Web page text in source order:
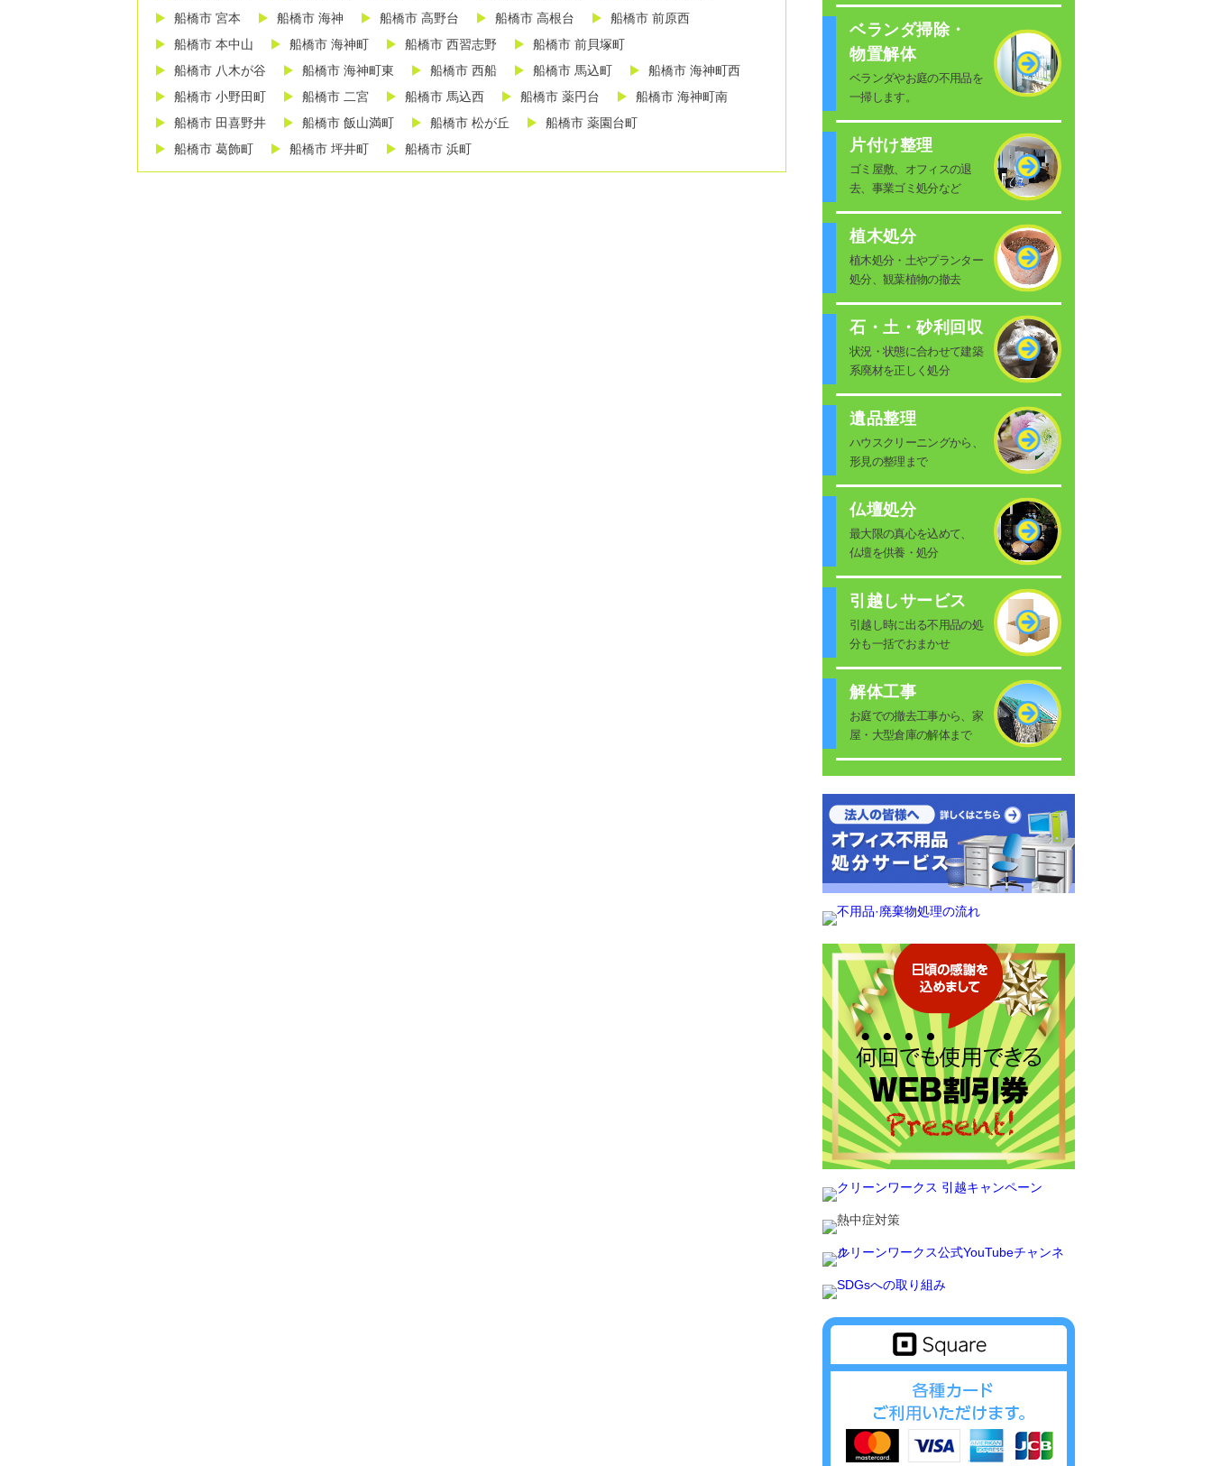
船橋市 宮本
船橋市 海神 船橋市 高野台 船橋市 高根台
船橋市 前原西
船橋市 本中山
船橋市 海神町 船橋市 西習志野
船橋市 前貝塚町
船橋市 八木が谷
船橋市 海神町東 船橋市 西船 船橋市 馬込町
船橋市 海神町西
船橋市 小野田町
船橋市 二宮 船橋市 馬込西 船橋市 薬円台
船橋市 海神町南
船橋市 田喜野井
船橋市 飯山満町 船橋市 松が丘
船橋市 薬園台町
船橋市 葛飾町
船橋市 坪井町 船橋市 浜町
ベランダ掃除・
物置解体
ベランダやお庭の不用品を
一掃します。
片付け整理
ゴミ屋敷、オフィスの退
去、事業ゴミ処分など
植木処分
植木処分・土やプランター
処分、観葉植物の撤去
石・土・砂利回収
状況・状態に合わせて建築
系廃材を正しく処分
遺品整理
ハウスクリーニングから、
形見の整理まで
仏壇処分
最大限の真心を込めて、
仏壇を供養・処分
引越しサービス
引越し時に出る不用品の処
分も一括でおまかせ
解体工事
お庭での撤去工事から、家
屋・大型倉庫の解体まで